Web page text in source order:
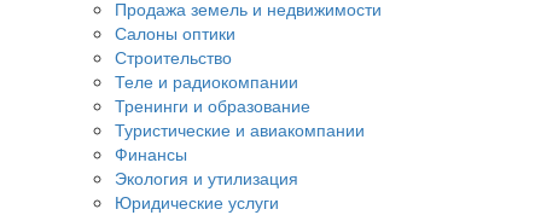
Продажа земель и недвижимости
Салоны оптики
Строительство
Теле и радиокомпании
Тренинги и образование
Туристические и авиакомпании
Финансы
Экология и утилизация
Юридические услуги